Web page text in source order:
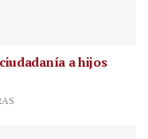
a hijos